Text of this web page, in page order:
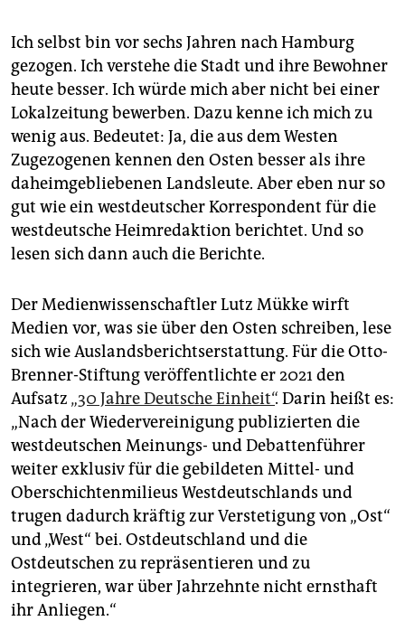
Ich selbst bin vor sechs Jahren nach Hamburg
gezogen. Ich verstehe die Stadt und ihre Bewohner
heute besser. Ich würde mich aber nicht bei einer
Lokalzeitung bewerben. Dazu kenne ich mich zu
wenig aus. Bedeutet: Ja, die aus dem Westen
Zugezogenen kennen den Osten besser als ihre
daheimgebliebenen Landsleute. Aber eben nur so
gut wie ein westdeutscher Korrespondent für die
westdeutsche Heimredaktion berichtet. Und so
lesen sich dann auch die Berichte.
Der Medienwissenschaftler Lutz Mükke wirft
Medien vor, was sie über den Osten schreiben, lese
sich wie Auslandsberichtserstattung. Für die Otto-
Brenner-Stiftung veröffentlichte er 2021 den
Aufsatz „30 Jahre Deutsche Einheit“. Darin heißt es:
„Nach der Wiedervereinigung publizierten die
westdeutschen Meinungs- und Debattenführer
weiter exklusiv für die gebildeten Mittel- und
Oberschichtenmilieus Westdeutschlands und
trugen dadurch kräftig zur Verstetigung von „Ost“
und „West“ bei. Ostdeutschland und die
Ostdeutschen zu repräsentieren und zu
integrieren, war über Jahrzehnte nicht ernsthaft
ihr Anliegen.“